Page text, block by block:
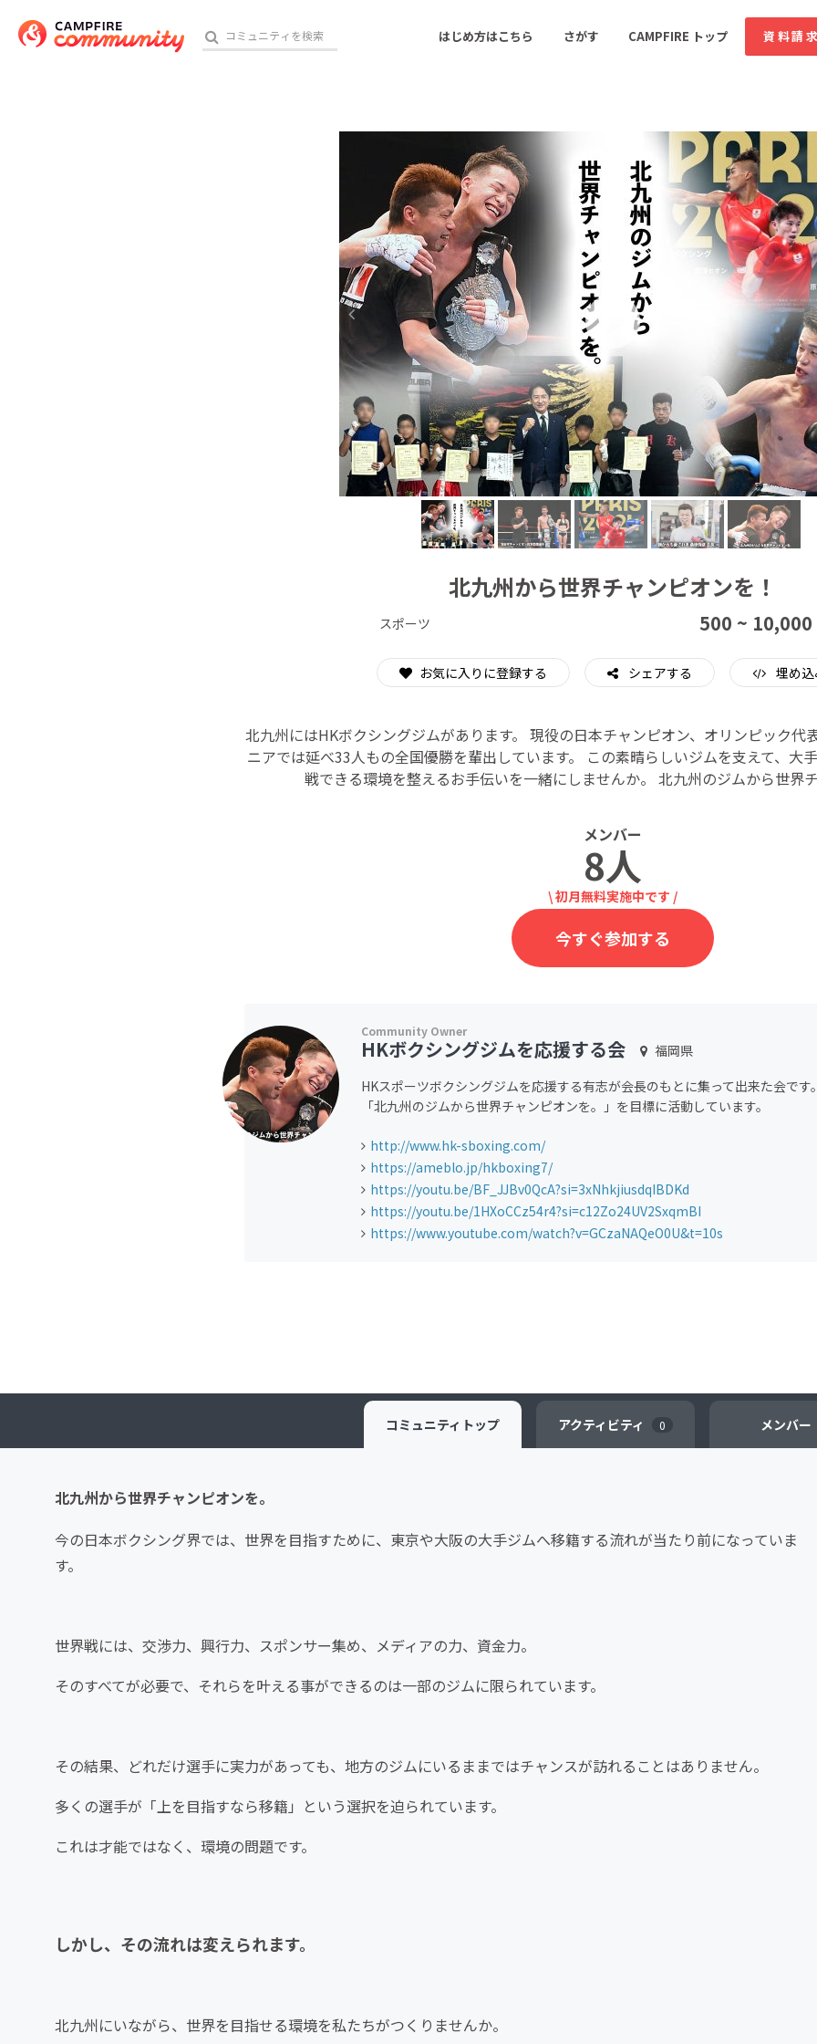
はじめ方はこちら さがす CAMPFIRE トップ 資料請
おすすめのコミュニティ 人気のコミュニティ 新着のコミ
音楽
舞台・パフォーマンス
テクノロジー・ガジェット
ゲーム・サービス開発
フード・飲食店
書籍・雑誌出版
アニメ・漫画
ソーシャルグッド
ビューティー・ヘル
CAMPFIRE for Social Good CAMPFIRE Creation
北九州から世界チャンピオンを！
スポーツ 500 ~ 10,000
お気に入りに登録する シェアする 埋め込
北九州にはHKボクシングジムがあります。 現役の日本チャンピオン、オリンピック代
ニアでは延べ33人もの全国優勝を輩出しています。 この素晴らしいジムを支えて、大
戦できる環境を整えるお手伝いを一緒にしませんか。 北九州のジムから世界
メンバー
8人
\ 初月無料実施中です /
今すぐ参加する
HKボクシングジムを応援する会
福岡県
HKスポーツボクシングジムを応援する有志が会長のもとに集って出来た会です
「北九州のジムから世界チャンピオンを。」を目標に活動しています。
http://www.hk-sboxing.com/
https://ameblo.jp/hkboxing7/
https://youtu.be/BF_JJBv0QcA?si=3xNhkjiusdqIBDKd
https://youtu.be/1HXoCCz54r4?si=c12Zo24UV2SxqmBI
https://www.youtube.com/watch?v=GCzaNAQeO0U&t=10s
コミュニティ トップ アクティビティ 0 メンバー
北九州から世界チャンピオンを。
今の日本ボクシング界では、世界を目指すために、東京や大阪の大手ジムへ移籍する流れが当たり前になっていま
す。
世界戦には、交渉力、興行力、スポンサー集め、メディアの力、資金力。
そのすべてが必要で、それらを叶える事ができるのは一部のジムに限られています。
その結果、どれだけ選手に実力があっても、地方のジムにいるままではチャンスが訪れることはありません。
多くの選手が「上を目指すなら移籍」という選択を迫られています。
これは才能ではなく、環境の問題です。
しかし、その流れは変えられます。
北九州にいながら、世界を目指せる環境を私たちがつくりませんか。